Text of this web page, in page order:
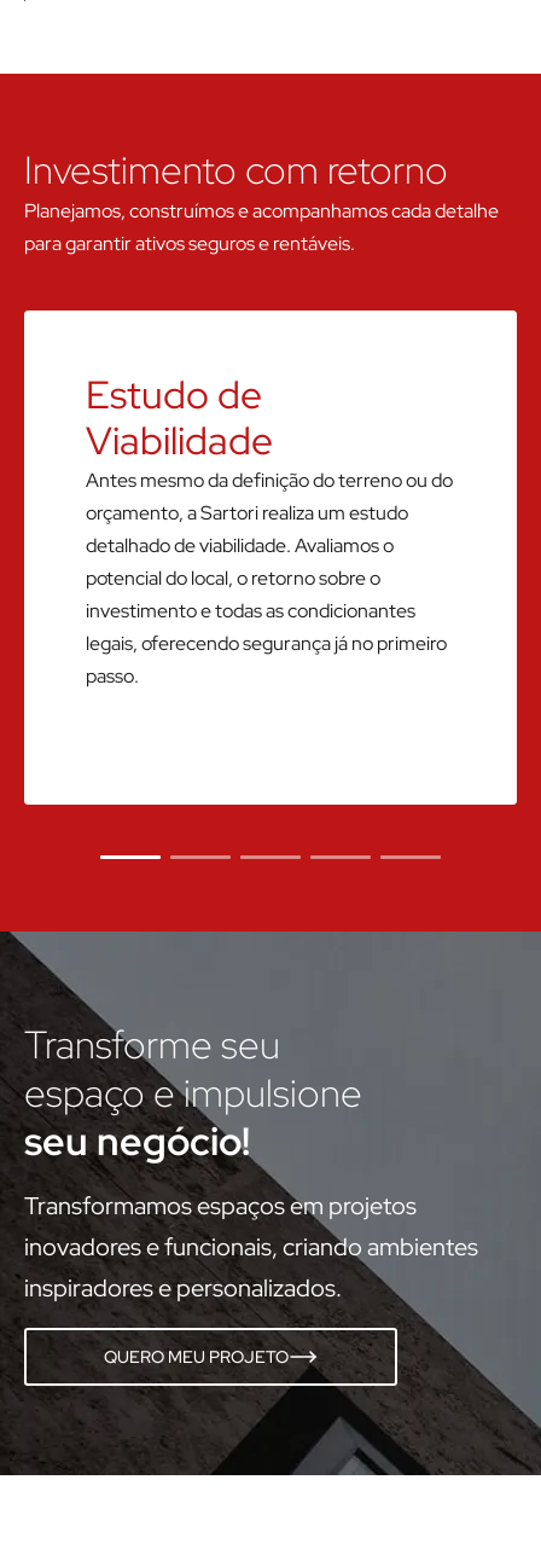
Investimento com retorno
Planejamos, construímos e acompanhamos cada detalhe
para garantir ativos seguros e rentáveis.
Estudo de
Viabilidade
Antes mesmo da definição do terreno ou do
orçamento, a Sartori realiza um estudo
detalhado de viabilidade. Avaliamos o
potencial do local, o retorno sobre o
investimento e todas as condicionantes
legais, oferecendo segurança já no primeiro
passo.
Transforme seu
espaço e impulsione
seu negócio!
Transformamos espaços em projetos
inovadores e funcionais, criando ambientes
inspiradores e personalizados.
QUERO MEU PROJETO